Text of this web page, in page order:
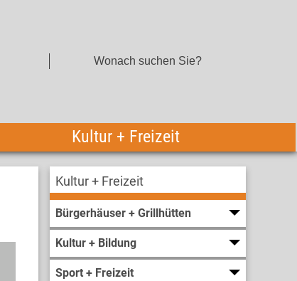
Kultur + Freizeit
Kultur + Freizeit
Bürgerhäuser + Grillhütten
Kultur + Bildung
Sport + Freizeit